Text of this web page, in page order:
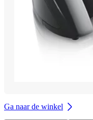
Ga naar de winkel